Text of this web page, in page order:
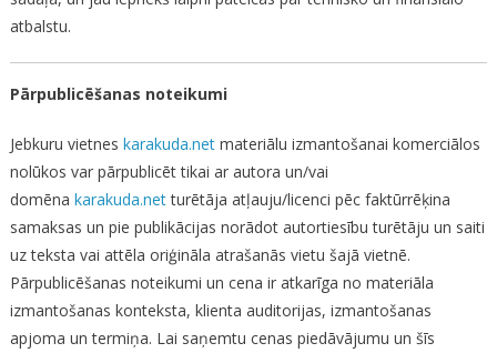
atbalstu.
Pārpublicēšanas noteikumi
Jebkuru vietnes karakuda.netmateriālu izmantošanai komerciālos
nolūkos var pārpublicēt tikai ar autora un/vai
domēna karakuda.netturētāja atļauju/licenci pēc faktūrrēķina
samaksas un pie publikācijas norādot autortiesību turētāju un saiti
uz teksta vai attēla oriģināla atrašanās vietu šajā vietnē.
Pārpublicēšanas noteikumi un cena ir atkarīga no materiāla
izmantošanas konteksta, klienta auditorijas, izmantošanas
apjoma un termiņa. Lai saņemtu cenas piedāvājumu un šīs